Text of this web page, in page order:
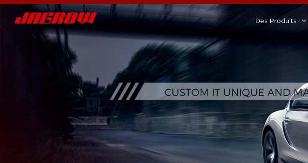
Des Produits